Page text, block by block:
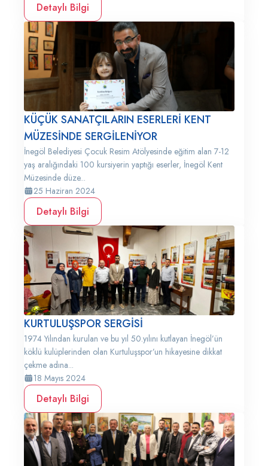
Detaylı Bilgi
KÜÇÜK SANATÇILARIN ESERLERİ KENT
MÜZESİNDE SERGİLENİYOR
İnegöl Belediyesi Çocuk Resim Atölyesinde eğitim alan 7-12
yaş aralığındaki 100 kursiyerin yaptığı eserler, İnegöl Kent
Müzesinde düze...
25 Haziran 2024
Detaylı Bilgi
KURTULUŞSPOR SERGİSİ
1974 Yılından kurulan ve bu yıl 50.yılını kutlayan İnegöl’ün
köklü kulüplerinden olan Kurtuluşspor’un hikayesine dikkat
çekme adına...
18 Mayıs 2024
Detaylı Bilgi